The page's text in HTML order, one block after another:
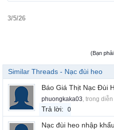
3/5/26
(Bạn
Similar Threads - Nạc đùi heo
Báo Giá Thịt Nạc Đùi
phuongkaka03, trong
Trả lời: 0
Nạc đùi heo nhập